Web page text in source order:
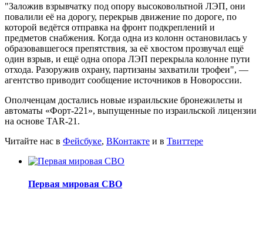
"Заложив взрывчатку под опору высоковольтной ЛЭП, они
повалили её на дорогу, перекрыв движение по дороге, по
которой ведётся отправка на фронт подкреплений и
предметов снабжения. Когда одна из колонн остановилась у
образовавшегося препятствия, за её хвостом прозвучал ещё
один взрыв, и ещё одна опора ЛЭП перекрыла колонне пути
отхода. Разоружив охрану, партизаны захватили трофеи", —
агентство приводит сообщение источников в Новороссии.
Ополченцам достались новые израильские бронежилеты и
автоматы «Форт-221», выпущенные по израильской лицензии
на основе TAR-21.
Читайте нас в Фейсбуке, ВКонтакте и в Твиттере
Первая мировая СВО